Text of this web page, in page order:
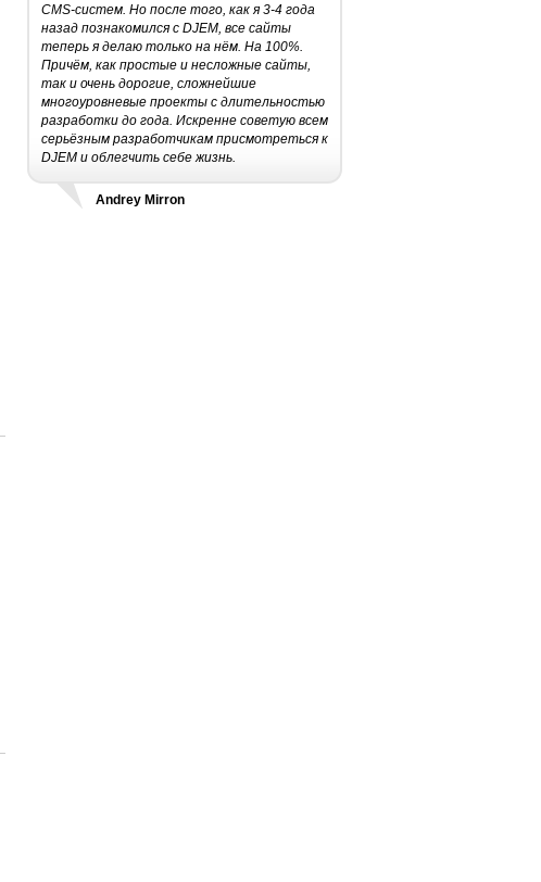
CMS-систем. Но после того, как я 3-4 года
назад познакомился с DJEM, все сайты
теперь я делаю только на нём. На 100%.
Причём, как простые и несложные сайты,
так и очень дорогие, сложнейшие
многоуровневые проекты с длительностью
разработки до года. Искренне советую всем
серьёзным разработчикам присмотреться к
DJEM и облегчить себе жизнь.
Andrey Mirron